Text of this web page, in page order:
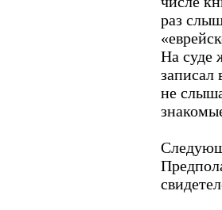
раз
На суде
записал
не